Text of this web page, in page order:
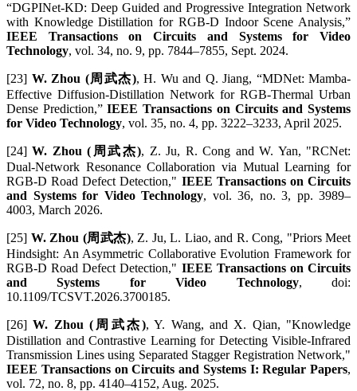
“DGPINet-KD: Deep Guided and Progressive Integration Network
with Knowledge Distillation for RGB-D Indoor Scene Analysis,”
IEEE Transactions on Circuits and Systems for Video
Technology, vol. 34, no. 9, pp. 7844–7855, Sept. 2024.
[23] W. Zhou (周武杰), H. Wu and Q. Jiang, “MDNet: Mamba-
Effective Diffusion-Distillation Network for RGB-Thermal Urban
Dense Prediction,”IEEE Transactions on Circuits and Systems
for Video Technology, vol. 35, no. 4, pp. 3222–3233, April 2025.
[24]W. Zhou (周武杰), Z. Ju, R. Cong and W. Yan, "RCNet:
Dual-Network Resonance Collaboration via Mutual Learning for
RGB-D Road Defect Detection," IEEE Transactions on Circuits
and Systems for Video Technology, vol. 36, no. 3, pp. 3989–
4003, March 2026.
[25] W. Zhou (周武杰), Z. Ju, L. Liao, and R. Cong, "Priors Meet
Hindsight: An Asymmetric Collaborative Evolution Framework for
RGB-D Road Defect Detection," IEEE Transactions on Circuits
and Systems for Video Technology, doi:
10.1109/TCSVT.2026.3700185.
[26]W. Zhou (周武杰), Y. Wang, and X. Qian, "Knowledge
Distillation and Contrastive Learning for Detecting Visible-Infrared
Transmission Lines using Separated Stagger Registration Network,"
IEEE Transactions on Circuits and Systems I: Regular Papers,
vol. 72, no. 8, pp. 4140–4152, Aug. 2025.